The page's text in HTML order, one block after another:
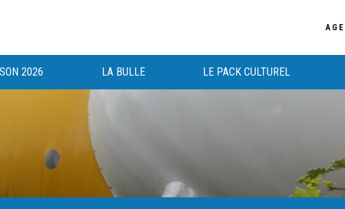
2026 LA BULLE LE PACK CULTUREL